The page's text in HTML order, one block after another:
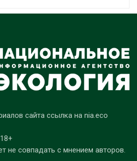
сайта ссылка на nia.eco
не совпадать с мнением авторов.